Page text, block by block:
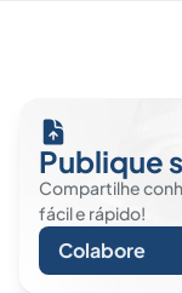
Publique
Compartilhe
fácil e rápido!
Colabore